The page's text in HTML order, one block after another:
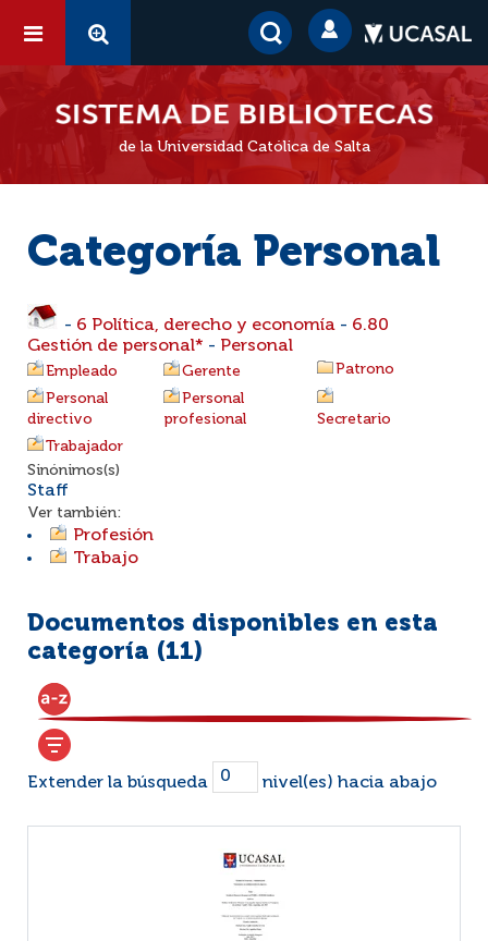
de la Universidad Católica de Salta
Categoría Personal
- 6 Política, derecho y economía - 6.80
Gestión de personal* - Personal
Empleado Gerente
Patrono
Personal
directivo
Personal
profesional
Secretario
Trabajador
Sinónimos(s)
Staff
Ver también:
Profesión
Trabajo
Documentos disponibles en esta
categoría (11)
Extender la búsqueda nivel(es) hacia abajo